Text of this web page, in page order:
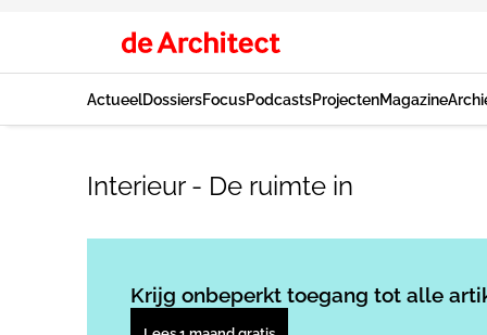
ActueelDossiersFocusPodcastsProjectenMagazine
Interieur - De ruimte in
Krijg onbeperkt toegang tot alle